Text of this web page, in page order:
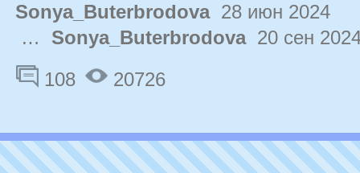
Sonya_Buterbrodova28 июн 2024
… Sonya_Buterbrodova20 сен
108
20726